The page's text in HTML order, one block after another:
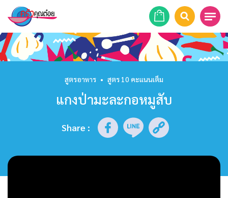
หน้าแรก
รายการย้อนหลัง
สูตรอาหาร • สูตร 10 คะแนนเต็ม
แกงป่ามะละกอหมูสับ
Share :